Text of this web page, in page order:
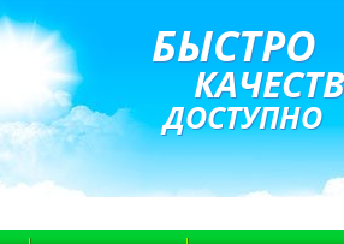
БЫСТРО
ДОСТУПНО